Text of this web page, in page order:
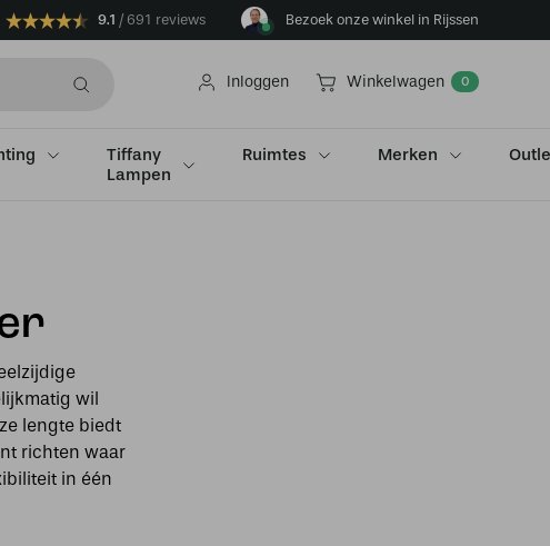
9.1 691 reviews Bezoek onze winkel in Rijssen
Inloggen Winkelwagen 0
Tiffany
Lampen
Ruimtes Merken
wil
lengte biedt
richten waar
in één